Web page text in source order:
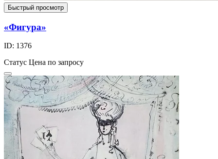
Быстрый просмотр
«Фигура»
ID: 1376
Статус Цена по запросу